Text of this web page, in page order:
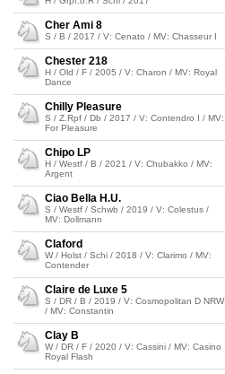
Cher Ami 8
S / B / 2017 / V: Cenato / MV: Chasseur I
Chester 218
H / Old / F / 2005 / V: Charon / MV: Royal
Dance
Chilly Pleasure
S / Z.Rpf / Db / 2017 / V: Contendro I / MV:
For Pleasure
Chipo LP
H / Westf / B / 2021 / V: Chubakko / MV:
Argent
Ciao Bella H.U.
S / Westf / Schwb / 2019 / V: Colestus /
MV: Dollmann
Claford
W / Holst / Schi / 2018 / V: Clarimo / MV:
Contender
Claire de Luxe 5
S / DR / B / 2019 / V: Cosmopolitan D NRW
/ MV: Constantin
Clay B
W / DR / F / 2020 / V: Cassini / MV: Casino
Royal Flash